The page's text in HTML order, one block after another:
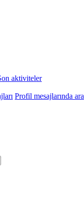
aktiviteler
Profil mesajlarında ara